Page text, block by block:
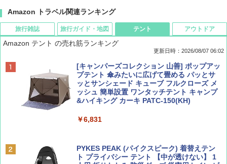
Amazon トラベル関連ランキング
旅行雑誌
ディズニーファン ２０２６年 ９月号 [雑
誌] (ＤＩＳＮＥＹ ＦＡＮ)
￥713
￥1,500
旅行ガイド・地図
D40 地球の歩き方 チェンマイ タイ北部の魅
力的な町 2026～2027 地球の歩き方D アジア
￥2,079
￥2,479
テント
Amazon テント の売れ筋ランキング
更新日時：2026/08/07 06:02
[キャンパーズコレクション 山善] ポップアッ
プテント 傘みたいに広げて畳める パッとサ
ッとサンシェード キューブ フルクローズ メ
ッシュ 簡単設置 ワンタッチテント キャンプ
&ハイキング カーキ PATC-150(KH)
￥6,831
PYKES PEAK (パイクスピーク) 着替えテン
ト プライバシー テント 【中が透けない】 1
アウトドア